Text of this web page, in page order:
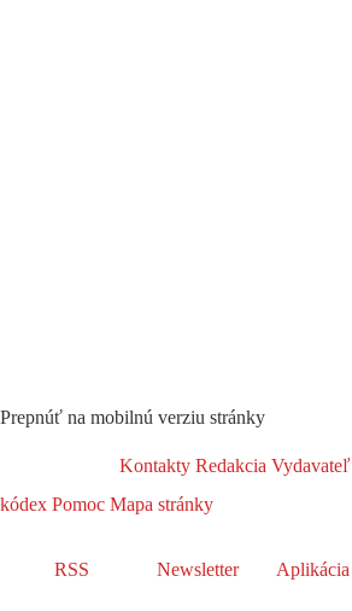
Prepnúť na mobilnú verziu stránky
Kontakty Redakcia Vydavateľ
kódex Pomoc Mapa stránky
RSS Newsletter Aplikácia